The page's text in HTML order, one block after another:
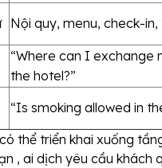
Nội quy, menu, check-in,
“Where can I exchange
the hotel?”
“Is smoking allowed in
thể triển khai xuống
, ai dịch yêu cầu khách